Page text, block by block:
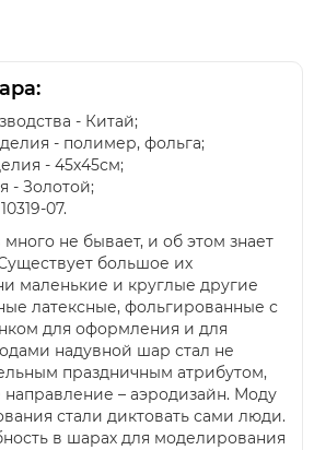
- Китай;
- полимер, фольга;
- 45х45см;
- Золотой;
07.
не бывает, и об этом знает
большое их
маленькие и круглые другие
латексные, фольгированные с
для оформления и для
надувной шар стал не
праздничным атрибутом,
направление – аэродизайн. Моду
стали диктовать сами люди.
в шарах для моделирования